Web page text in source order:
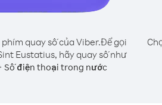
quay số của Viber.Để gọi
Eustatius, hãy quay số như
Số điện thoại trong nước